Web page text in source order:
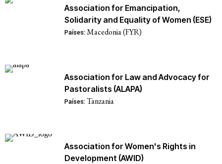
Association for Emancipation,
Solidarity and Equality of Women (ESE)
Países:Macedonia (FYR)
Association for Law and Advocacy for
Pastoralists (ALAPA)
Países:Tanzania
Association for Women's Rights in
Development (AWID)